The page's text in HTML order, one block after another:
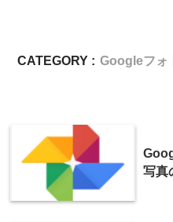
CATEGORY : Googleフォ
写真